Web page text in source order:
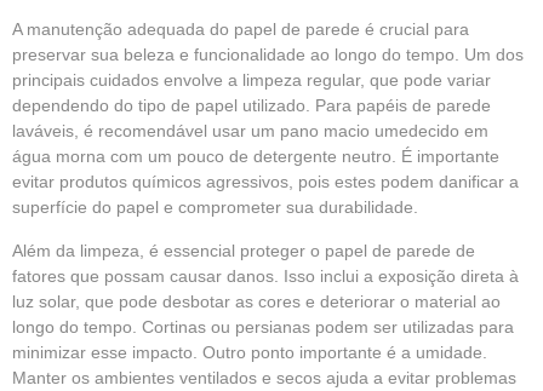
A manutenção adequada do papel de parede é crucial para
preservar sua beleza e funcionalidade ao longo do tempo. Um dos
principais cuidados envolve a limpeza regular, que pode variar
dependendo do tipo de papel utilizado. Para papéis de parede
laváveis, é recomendável usar um pano macio umedecido em
água morna com um pouco de detergente neutro. É importante
evitar produtos químicos agressivos, pois estes podem danificar a
superfície do papel e comprometer sua durabilidade.
Além da limpeza, é essencial proteger o papel de parede de
fatores que possam causar danos. Isso inclui a exposição direta à
luz solar, que pode desbotar as cores e deteriorar o material ao
longo do tempo. Cortinas ou persianas podem ser utilizadas para
minimizar esse impacto. Outro ponto importante é a umidade.
Manter os ambientes ventilados e secos ajuda a evitar problemas